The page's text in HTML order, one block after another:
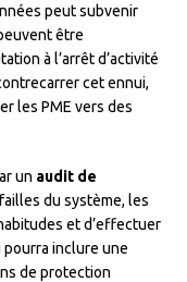
peut subvenir
être
à l’arrêt d’activité
cet ennui,
les PME vers des
un audit de
du système, les
et d’effectuer
pourra inclure une
de protection